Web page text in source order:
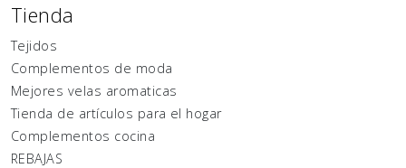
Tienda
Tejidos
Complementos de moda
Mejores velas aromaticas
Tienda de artículos para el hogar
Complementos cocina
REBAJAS